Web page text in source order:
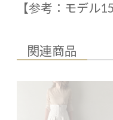
【参考：モデル
関連商品